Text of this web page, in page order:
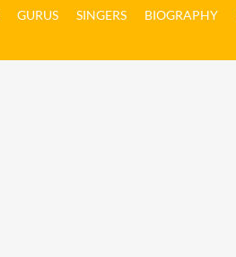
GURUS SINGERS BIOGRAPHY